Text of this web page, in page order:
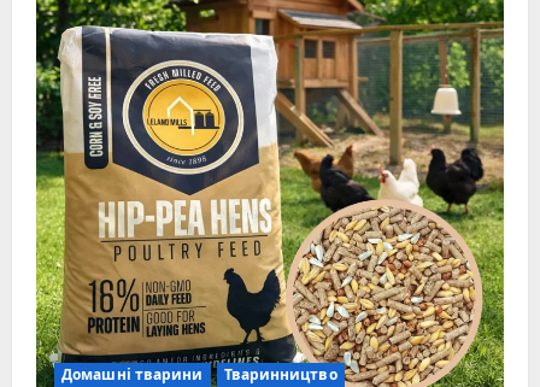
Домашні тварини Тваринництво